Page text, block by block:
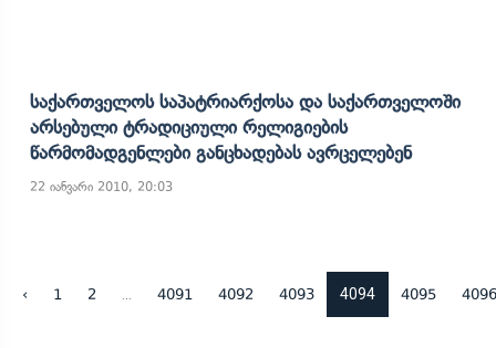
Საქართველოს Საპატრიარქოსა Და Საქართველოში
Არსებული Ტრადიციული Რელიგიების
Წარმომადგენლები Განცხადებას Ავრცელებენ
22 იანვარი 2010, 20:03
‹ 1 2 4091 4092 4093 4094 4095 4096